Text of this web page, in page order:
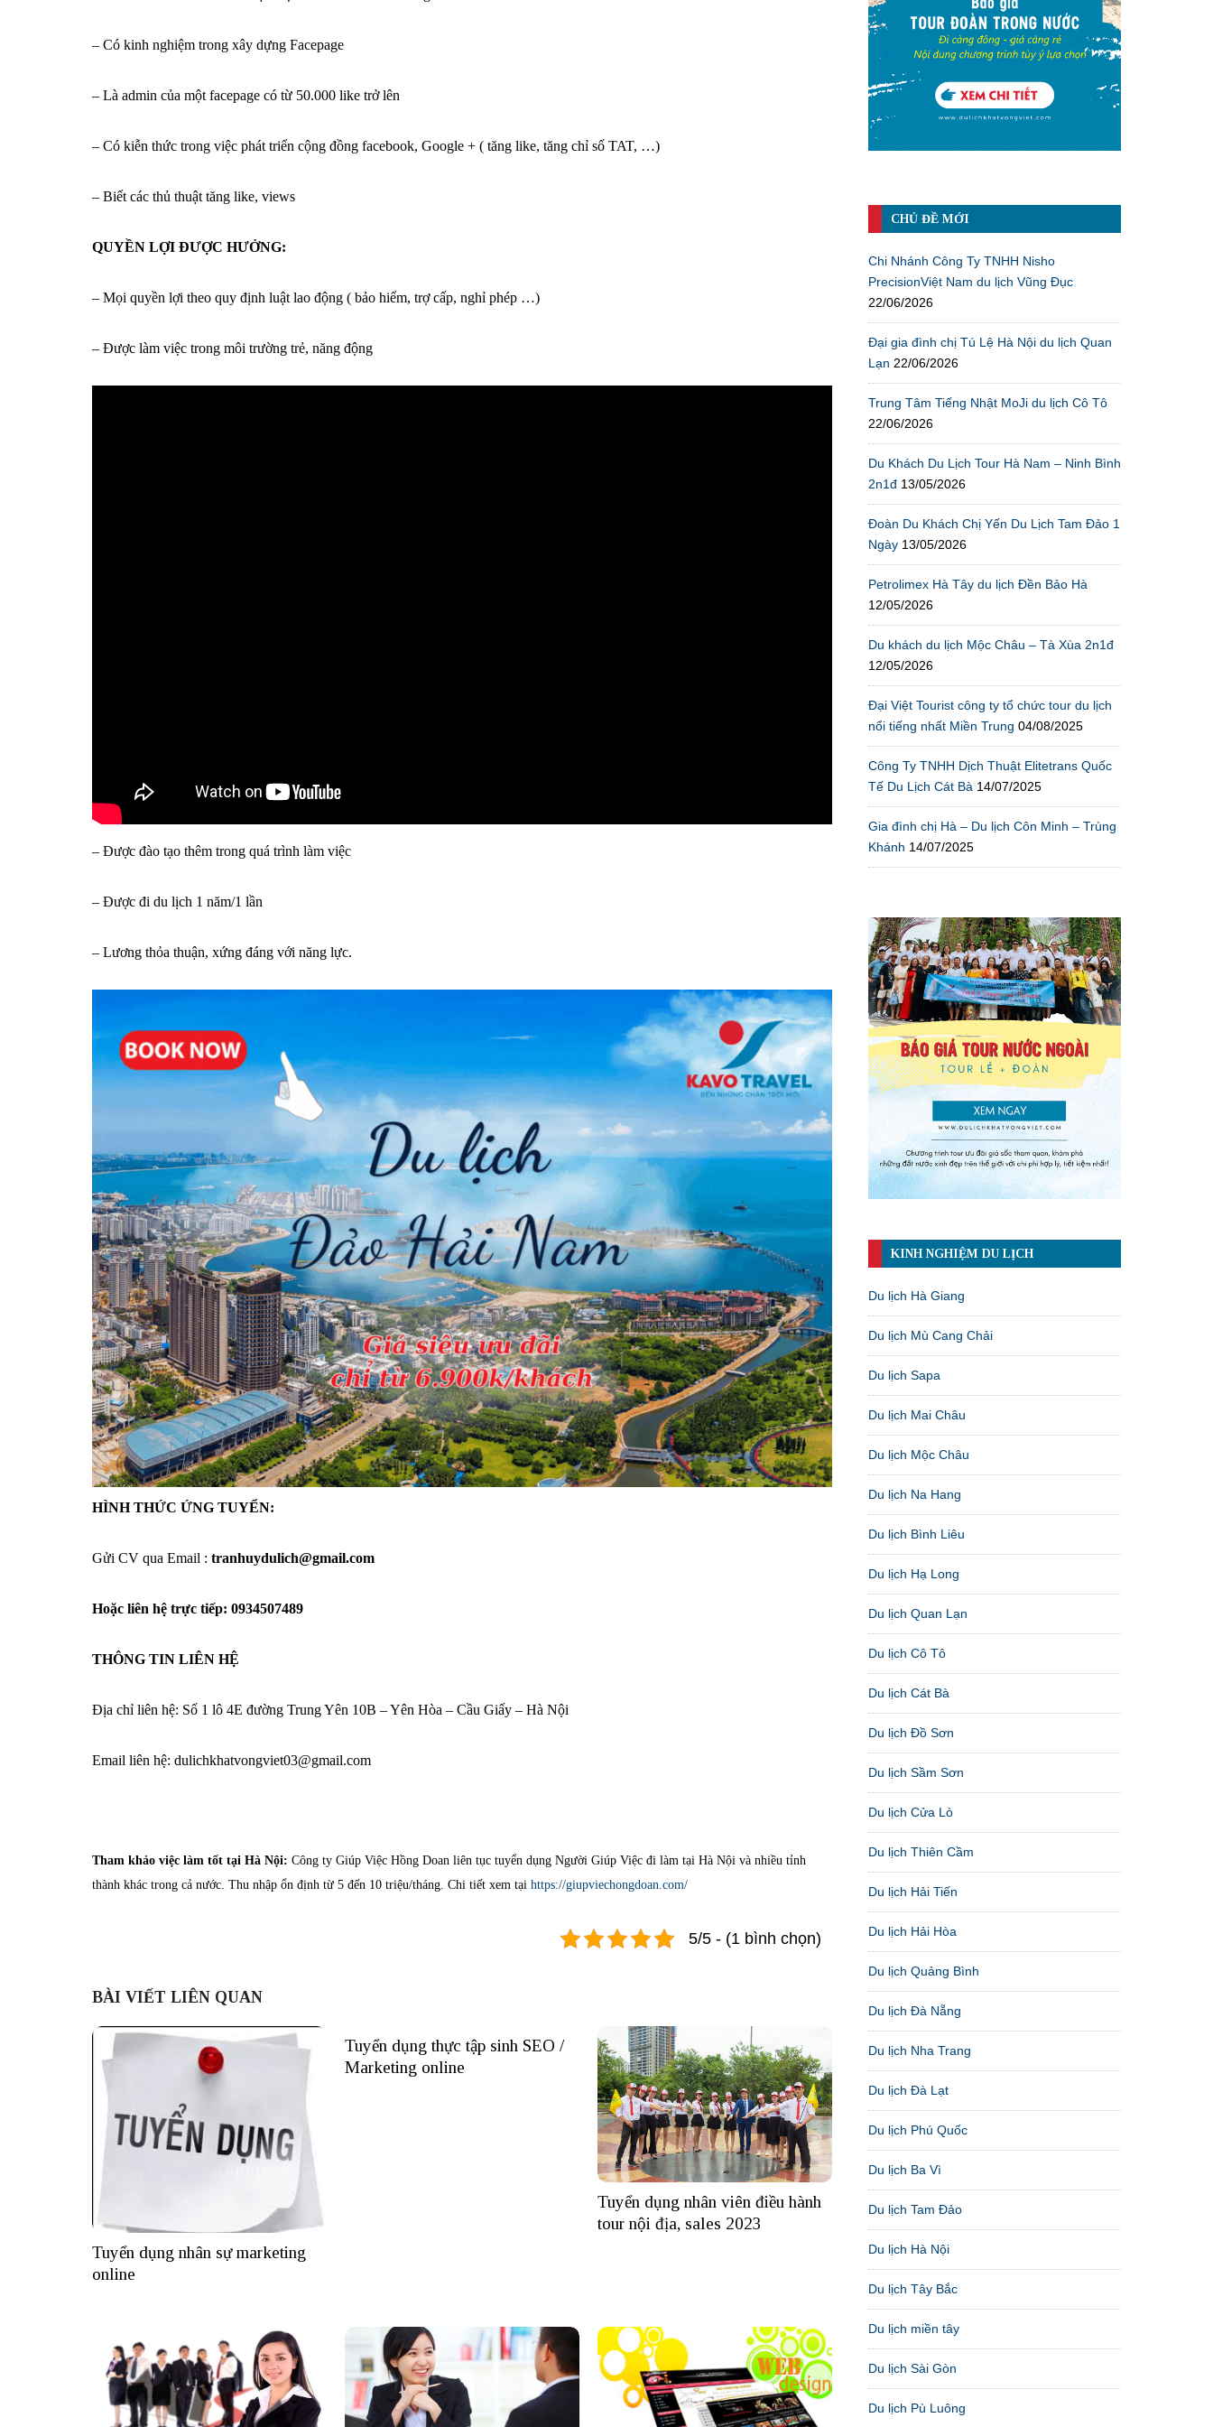
– Có kinh nghiệm trong xây dựng Facepage
– Là admin của một facepage có từ 50.000 like trở lên
– Có kiễn thức trong việc phát triển cộng đồng facebook, Google + ( tăng like, tăng chỉ số TAT, …)
– Biết các thủ thuật tăng like, views
QUYỀN LỢI ĐƯỢC HƯỞNG:
– Mọi quyền lợi theo quy định luật lao động ( bảo hiểm, trợ cấp, nghỉ phép …)
– Được làm việc trong môi trường trẻ, năng động
– Được đào tạo thêm trong quá trình làm việc
– Được đi du lịch 1 năm/1 lần
– Lương thỏa thuận, xứng đáng với năng lực.
HÌNH THỨC ỨNG TUYỂN:
Gửi CV qua Email : tranhuydulich@gmail.com
Hoặc liên hệ trực tiếp: 0934507489
THÔNG TIN LIÊN HỆ
Địa chỉ liên hệ: Số 1 lô 4E đường Trung Yên 10B – Yên Hòa – Cầu Giấy – Hà Nội
Email liên hệ: dulichkhatvongviet03@gmail.com
Tham khảo việc làm tốt tại Hà Nội: Công ty Giúp Việc Hồng Doan liên tục tuyển dụng Người Giúp Việc đi làm tại Hà Nội và nhiều tỉnh
thành khác trong cả nước. Thu nhập ổn định từ 5 đến 10 triệu/tháng. Chi tiết xem tại https://giupviechongdoan.com/
5/5 - (1 bình chọn)
BÀI VIẾT LIÊN QUAN
Tuyển dụng nhân sự marketing
online
Tuyển dụng thực tập sinh SEO /
Marketing online
Tuyển dụng nhân viên điều hành
tour nội địa, sales 2023
CHỦ ĐỀ MỚI
Chi Nhánh Công Ty TNHH Nisho
PrecisionViệt Nam du lịch Vũng Đục
22/06/2026
Đại gia đình chị Tú Lệ Hà Nội du lịch Quan
Lạn 22/06/2026
Trung Tâm Tiếng Nhật MoJi du lịch Cô Tô
22/06/2026
Du Khách Du Lịch Tour Hà Nam – Ninh Bình
2n1đ 13/05/2026
Đoàn Du Khách Chị Yến Du Lịch Tam Đảo 1
Ngày 13/05/2026
Petrolimex Hà Tây du lịch Đền Bảo Hà
12/05/2026
Du khách du lịch Mộc Châu – Tà Xùa 2n1đ
12/05/2026
Đại Việt Tourist công ty tổ chức tour du lịch
nổi tiếng nhất Miền Trung 04/08/2025
Công Ty TNHH Dịch Thuật Elitetrans Quốc
Tế Du Lịch Cát Bà 14/07/2025
Gia đình chị Hà – Du lịch Côn Minh – Trùng
Khánh 14/07/2025
KINH NGHIỆM DU LỊCH
Du lịch Hà Giang
Du lịch Mù Cang Chải
Du lịch Sapa
Du lịch Mai Châu
Du lịch Mộc Châu
Du lịch Na Hang
Du lịch Bình Liêu
Du lịch Hạ Long
Du lịch Quan Lạn
Du lịch Cô Tô
Du lịch Cát Bà
Du lịch Đồ Sơn
Du lịch Sầm Sơn
Du lịch Cửa Lò
Du lịch Thiên Cầm
Du lịch Hải Tiến
Du lịch Hải Hòa
Du lịch Quảng Bình
Du lịch Đà Nẵng
Du lịch Nha Trang
Du lịch Đà Lạt
Du lịch Phú Quốc
Du lịch Ba Vì
Du lịch Tam Đảo
Du lịch Hà Nội
Du lịch Tây Bắc
Du lịch miền tây
Du lịch Sài Gòn
Du lịch Pù Luông